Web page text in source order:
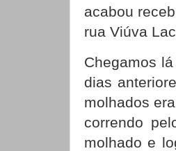
acabou
rua Viúva
Chegamos
dias
molhados
correndo
molhado e